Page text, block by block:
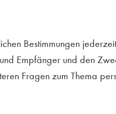
Bestimmungen
Empfänger und den
Fragen zum Thema